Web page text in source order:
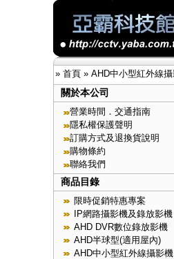
» 首頁» AHD中小型紅外線
關於本公司
營業時間．交通指南
隱私權保護聲明
訂購方式及退換貨說明
購物條約
聯絡我們
商品目錄
限時促銷特惠專案
IP網路攝影機及錄放影機
AHD DVR數位錄放影機
AHD半球型(適用屋內)
AHD中小型紅外線攝影機